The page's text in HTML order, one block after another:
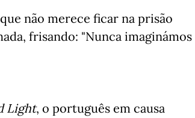
não merece ficar na prisão
frisando: "Nunca imaginámos
Light, o português em causa